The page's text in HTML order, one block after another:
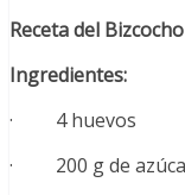
Receta del
Ingredientes:
· 4 huevos
· 200 g de